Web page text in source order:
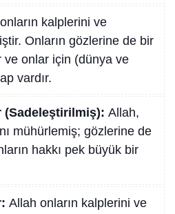
kalplerini ve
Onların gözlerine de bir
onlar için (dünya ve
vardır.
(Sadeleştirilmiş): Allah,
mühürlemiş; gözlerine de
hakkı pek büyük bir
Allah onların kalplerini ve